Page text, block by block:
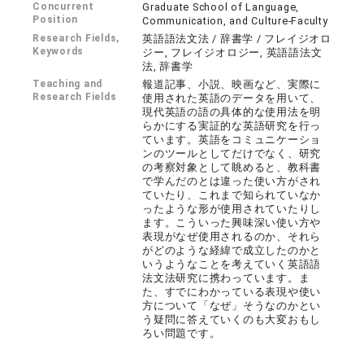
Concurrent
Position
Graduate School of Language,
Communication, and Culture-Faculty
Research Fields,
Keywords
英語語法文法 / 辞書学 / フレイジオロ
ジー, フレイジオロジー, 英語語法文
法, 辞書学
Teaching and
Research Fields
報道記事、小説、映画など、実際に
使用された英語のデータを用いて、
現代英語の語の具体的な使用法を明
らかにする実証的な英語研究を行っ
ています。英語をコミュニケーショ
ンのツールとしてだけでなく、研究
の考察対象として眺めると、教科書
で学んだのとは違った使い方がされ
ていたり、これまで知られていなか
ったような形が使用されていたりし
ます。こういった興味深い使い方や
表現がなぜ使用されるのか、それら
がどのような経緯で成立したのかと
いうようなことを考えていく英語語
法文法研究に携わっています。ま
た、すでにわかっている表現や使い
方について「なぜ」そうなのかとい
う疑問に答えていくのも大変おもし
ろい問題です。